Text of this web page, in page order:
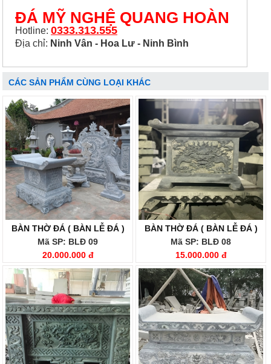
ĐÁ MỸ NGHỆ QUANG HOÀN
Hotline: 0333.313.555
Địa chỉ: Ninh Vân - Hoa Lư - Ninh Bình
CÁC SẢN PHẨM CÙNG LOẠI KHÁC
BÀN THỜ ĐÁ ( BÀN LỄ ĐÁ )
Mã SP: BLĐ 09
20.000.000 đ
BÀN THỜ ĐÁ ( BÀN LỄ ĐÁ )
Mã SP: BLĐ 08
15.000.000 đ